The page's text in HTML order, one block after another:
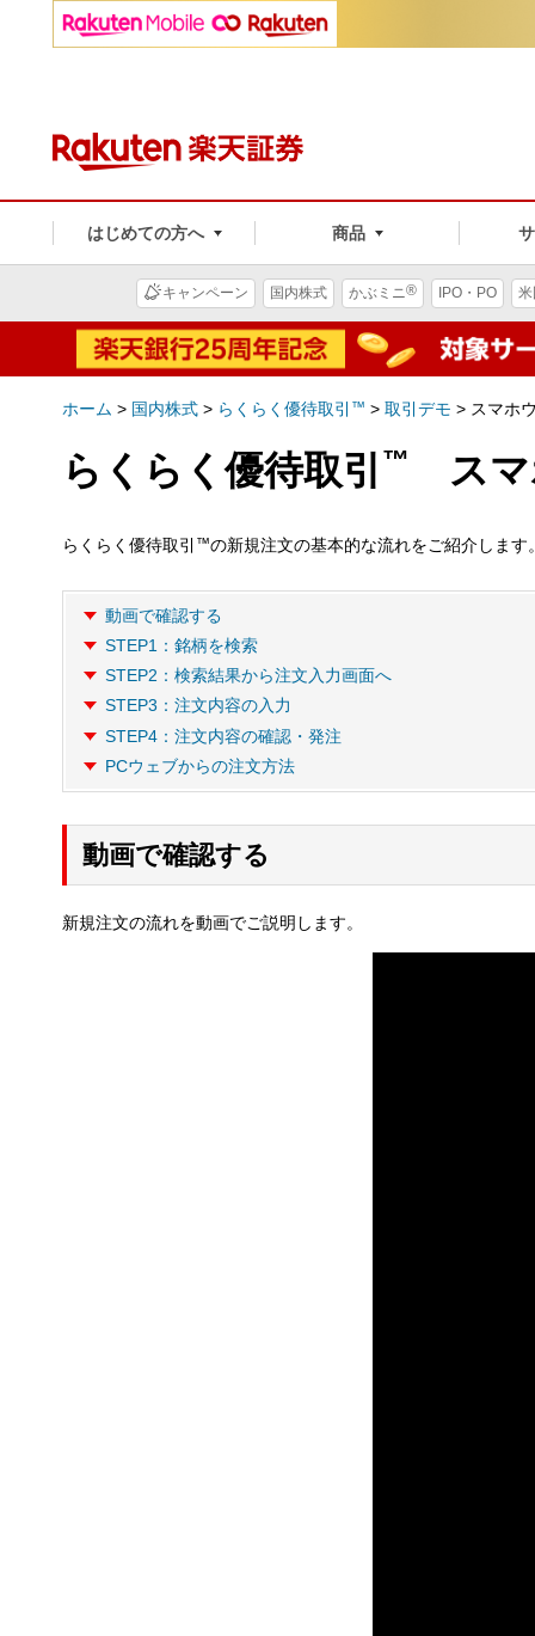
はじめての方へ 商品
キャンペーン 国内株式 かぶミニ® IPO・PO
ホーム > 国内株式 > らくらく優待取引 ™ > 取引デモ > スマホ
らくらく優待取引 ™ スマ
らくらく優待取引 ™の新規注文の基本的な流れをご紹介します
動画で確認する
STEP1：銘柄を検索
STEP2：検索結果から注文入力画面へ
STEP3：注文内容の入力
STEP4：注文内容の確認・発注
PCウェブからの注文方法
動画で確認する
新規注文の流れを動画でご説明します。